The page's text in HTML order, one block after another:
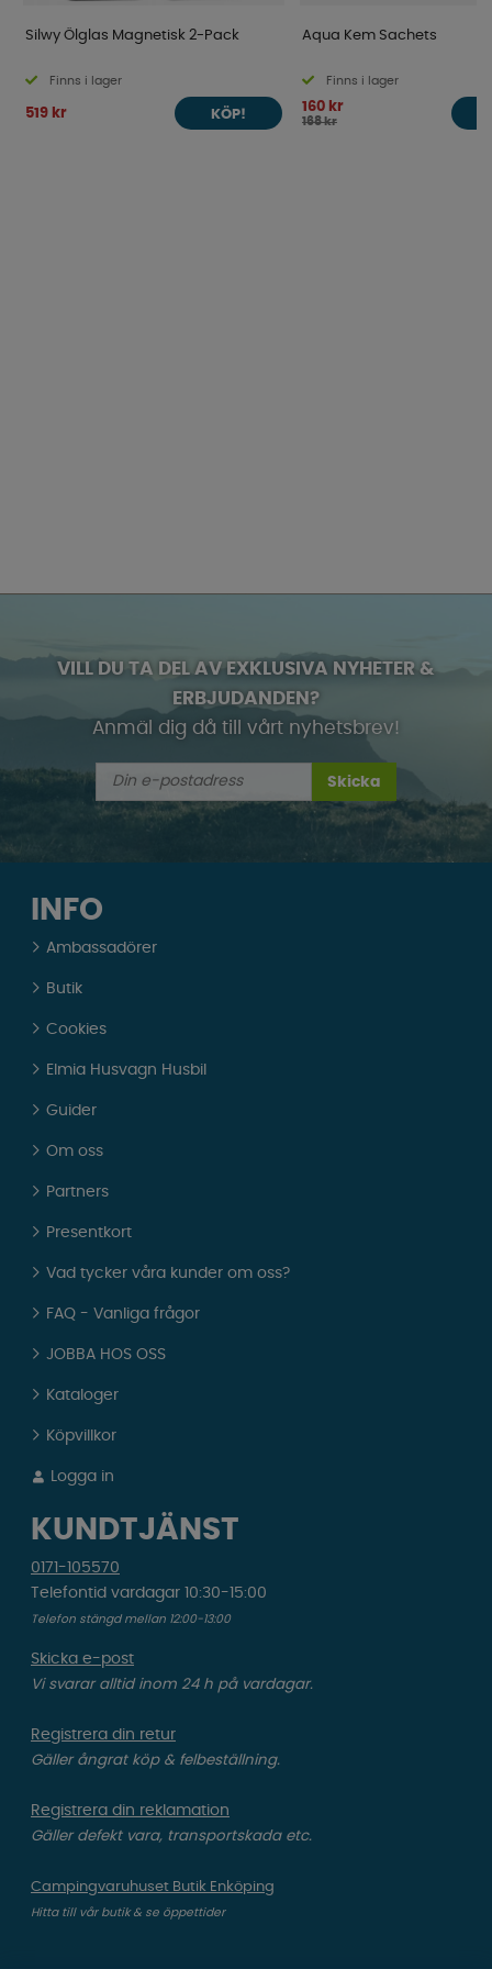
Silwy Ölglas Magnetisk 2-Pack
Finns i lager
519 kr KÖP!
Aqua Kem Sachets
Finns i lager
160 kr
168 kr
VILL DU TA DEL AV EXKLUSIVA NYHETER &
ERBJUDANDEN?
Anmäl dig då till vårt nyhetsbrev!
Skicka
INFO
Ambassadörer
Butik
Cookies
Elmia Husvagn Husbil
Guider
Om oss
Partners
Presentkort
Vad tycker våra kunder om oss?
FAQ - Vanliga frågor
JOBBA HOS OSS
Kataloger
Köpvillkor
Logga in
KUNDTJÄNST
0171-105570
Telefontid vardagar 10:30-15:00
Telefon stängd mellan 12:00-13:00
Skicka e-post
Vi svarar alltid inom 24 h på vardagar.
Registrera din retur
Gäller ångrat köp & felbeställning.
Registrera din reklamation
Gäller defekt vara, transportskada etc.
Campingvaruhuset Butik Enköping
Hitta till vår butik & se öppettider